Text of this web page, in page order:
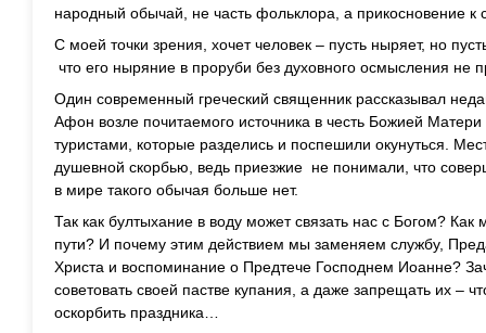
народный обычай, не часть фольклора, а прикосновение к
С моей точки зрения, хочет человек – пусть ныряет, но
что его ныряние в проруби без духовного осмысления не
Один современный греческий священник рассказывал
Афон возле почитаемого источника в честь Божией Матери
туристами, которые разделись и поспешили окунуться.
душевной скорбью, ведь приезжие не понимали, что
в мире такого обычая больше нет.
Так как бултыхание в воду может связать нас с Богом?
пути? И почему этим действием мы заменяем службу,
Христа и воспоминание о Предтече Господнем Иоанне?
советовать своей пастве купания, а даже запрещать их –
оскорбить праздника…